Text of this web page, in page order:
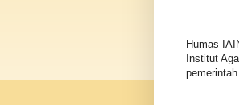
Humas
Institut